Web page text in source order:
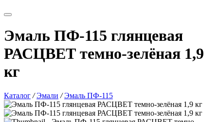
Эмаль ПФ-115 глянцевая
РАСЦВЕТ темно-зелёная 1,9
кг
Каталог / Эмали / Эмаль ПФ-115